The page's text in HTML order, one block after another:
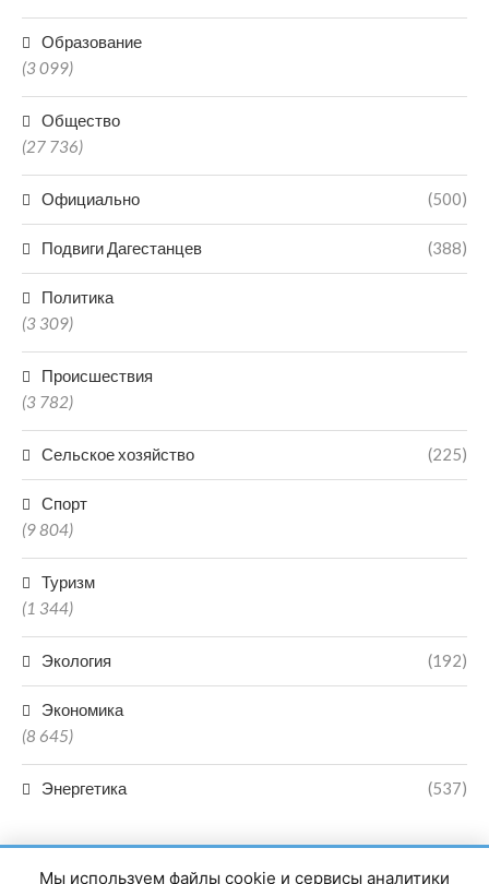
Образование
(3 099)
Общество
(27 736)
Официально (500)
Подвиги Дагестанцев (388)
Политика
(3 309)
Происшествия
(3 782)
Сельское хозяйство (225)
Спорт
(9 804)
Туризм
(1 344)
Экология (192)
Экономика
(8 645)
Энергетика (537)
Мы используем файлы cookie и сервисы аналитики